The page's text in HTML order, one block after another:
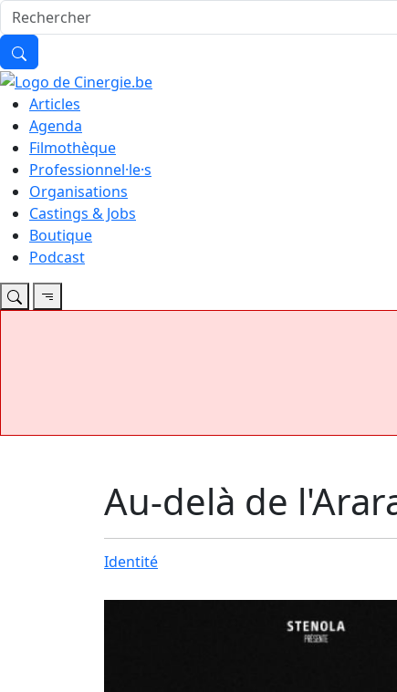
Articles
Agenda
Filmothèque
Professionnel·le·s
Organisations
Castings & Jobs
Boutique
Podcast
Au-delà de
Identité